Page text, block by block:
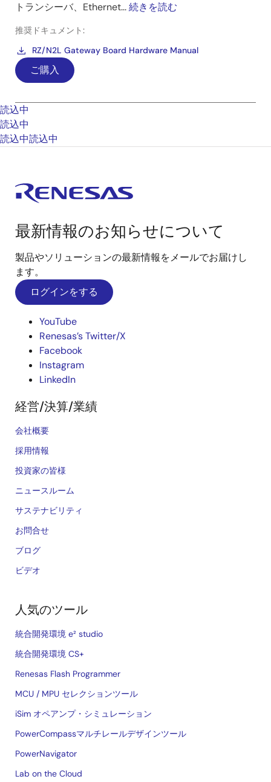
トランシーバ、Ethernet...続きを読む
推奨ドキュメント:
RZ/N2L Gateway Board Hardware Manual
ご購入
読込中
読込中
読込中読込中
最新情報のお知らせについて
製品やソリューションの最新情報をメールでお届けし
ます。
ログインをする
YouTube
Renesas’s Twitter/X
Facebook
Instagram
LinkedIn
経営/決算/業績
会社概要
採用情報
投資家の皆様
ニュースルーム
サステナビリティ
お問合せ
ブログ
ビデオ
人気のツール
統合開発環境 e² studio
統合開発環境 CS+
Renesas Flash Programmer
MCU / MPU セレクションツール
iSim オペアンプ・シミュレーション
PowerCompassマルチレールデザインツール
PowerNavigator
Lab on the Cloud